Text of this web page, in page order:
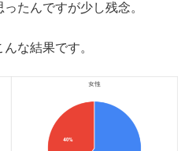
たんですが少し残念。
な結果です。